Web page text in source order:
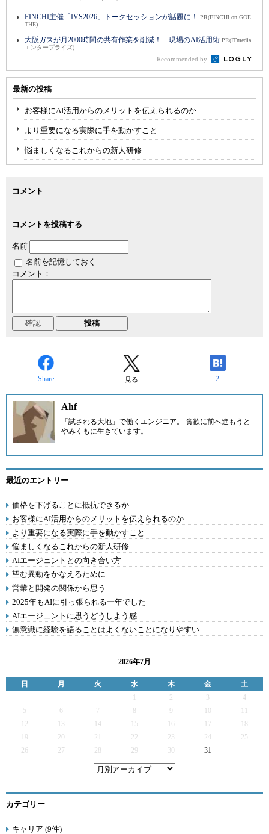
FINCHI主催「IVS2026」トークセッションが話題に！
PR(FINCHI on GOE
THE)
大阪ガスが月2000時間の共有作業を削減！ 現場のAI活用術 PR(ITmedia
エンタープライズ)
Recommended by
最新の投稿
お客様にAI活用からのメリットを伝えられるのか
より重要になる実際に手を動かすこと
悩ましくなるこれからの新人研修
コメント
コメントを投稿する
名前
名前を記憶しておく
コメント：
Share 見る 2
Ahf
「試される大地」で働くエンジニア。 貪欲に前へ進もうと
やみくもに生きています。
最近のエントリー
価格を下げることに抵抗できるか
お客様にAI活用からのメリットを伝えられるのか
より重要になる実際に手を動かすこと
悩ましくなるこれからの新人研修
AIエージェントとの向き合い方
望む異動をかなえるために
営業と開発の関係から思う
2025年もAIに引っ張られる一年でした
AIエージェントに思うどうしよう感
無意識に経験を語ることはよくないことになりやすい
2026年7月
日 月 火 水 木 金
土
2 3
4
5
6 7 9
12
13 14 15 16 17
19
20 21 22 23 24
25
26
27 28 29 30 31
カテゴリー
キャリア (9件)